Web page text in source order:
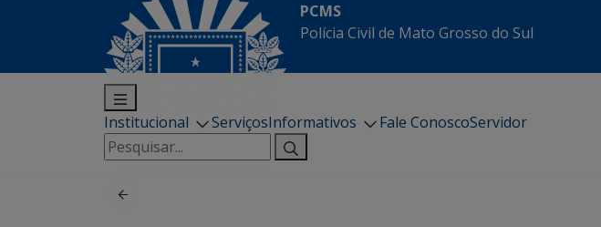
PCMS
Polícia Civil de Mato Grosso do Sul
Institucional ServiçosInformativos Fale ConoscoServidor
Pesquisar
por: